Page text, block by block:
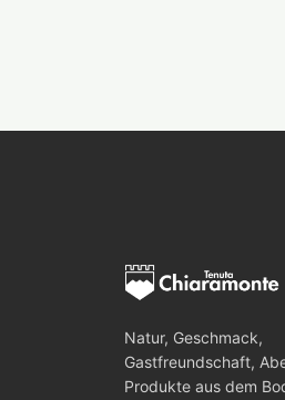
Natur, Geschmack,
Gastfreundschaft,
Produkte aus dem